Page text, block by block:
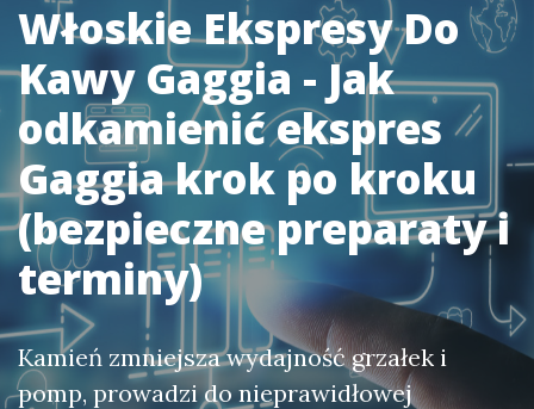
Włoskie Ekspresy Do
Kawy Gaggia - Jak
odkamienić ekspres
Gaggia krok po kroku
(bezpieczne preparaty i
terminy)
Kamień zmniejsza wydajność grzałek i
pomp, prowadzi do nieprawidłowej